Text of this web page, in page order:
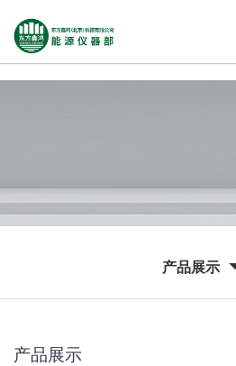
产品展示
产品展示